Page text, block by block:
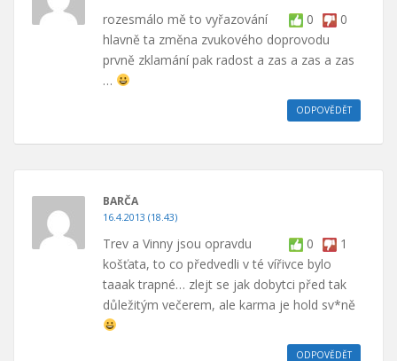
0 0
rozesmálo mě to vyřazování
hlavně ta změna zvukového doprovodu
prvně zklamání pak radost a zas a zas a zas
…
ODPOVĚDĚT
BARČA
16.4.2013 (18.43)
0 1
Trev a Vinny jsou opravdu
košťata, to co předvedli v té vířivce bylo
taaak trapné… zlejt se jak dobytci před tak
důležitým večerem, ale karma je hold sv*ně
ODPOVĚDĚT